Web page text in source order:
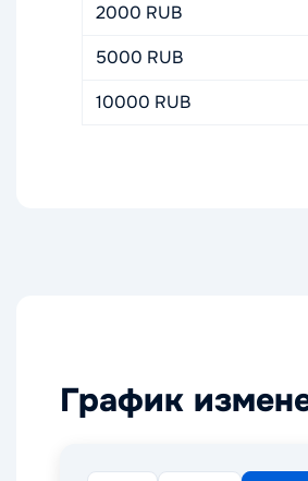
2000 RUB
5000 RUB
10000 RUB
График